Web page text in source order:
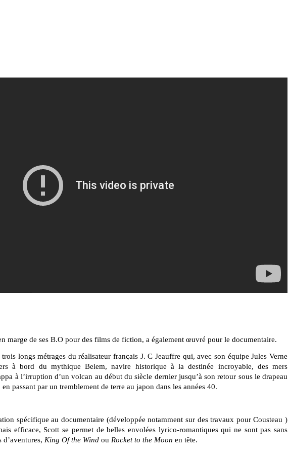
marge de ses B.O pour des films de fiction, a également œuvré pour le documentaire.
longs métrages du réalisateur français J. C Jeauffre qui, avec son équipe Jules Verne
à bord du mythique Belem, navire historique à la destinée incroyable, des mers
à l’irruption d’un volcan au début du siècle dernier jusqu’à son retour sous le drapeau
passant par un tremblement de terre au japon dans les années 40.
spécifique au documentaire (développée notamment sur des travaux pour Cousteau )
efficace, Scott se permet de belles envolées lyrico-romantiques qui ne sont pas sans
King Of the Wind ou Rocket to the Moon en tête.